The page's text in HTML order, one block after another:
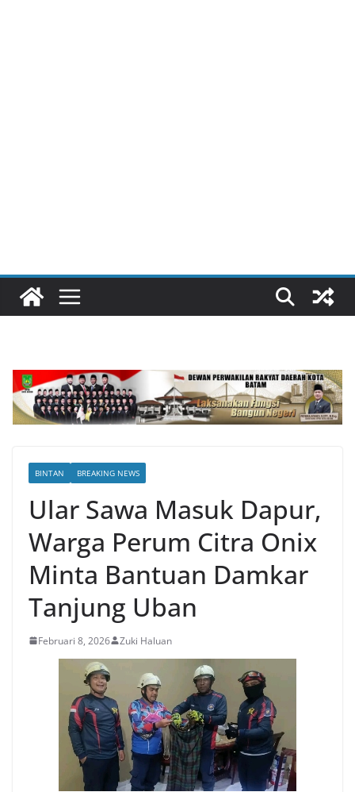
BINTAN BREAKING NEWS
Ular Sawa Masuk Dapur,
Warga Perum Citra Onix
Minta Bantuan Damkar
Tanjung Uban
Februari 8, 2026 Zuki Haluan